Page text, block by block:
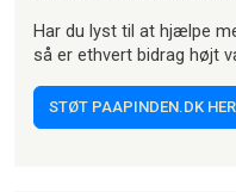
Har du lyst til at hjælpe
så er ethvert bidrag højt
STØT PAAPINDEN.DK HER